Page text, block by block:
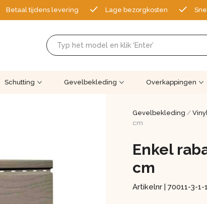
Betaal tijdens levering Lage bezorgkosten
Schutting Gevelbekleding Overkappingen
Gevelbekleding /
cm
Enkel
cm
Artikelnr |70011-3-1-